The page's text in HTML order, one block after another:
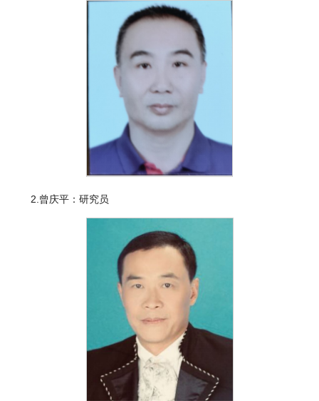
2.曾庆平：研究员